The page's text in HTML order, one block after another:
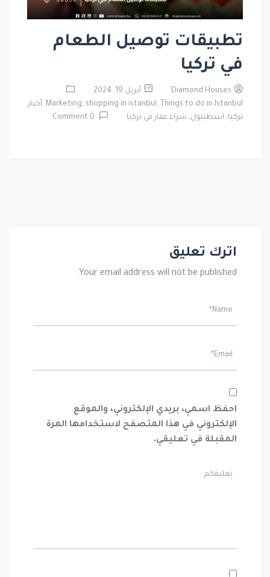
تطبيقات توصيل الطعام
في تركيا
Diamond Houses
أبريل 19, 2024
Marketing, shopping in istanbul, Things to do in Istanbul,
أخبار
تركيا, اسطنبول, شراء عقار في تركيا
اترك تعليق
Your email address will not be published.
احفظ اسمي، بريدي الإلكتروني، والموقع
الإلكتروني في هذا المتصفح لاستخدامها المرة
المقبلة في تعليقي.